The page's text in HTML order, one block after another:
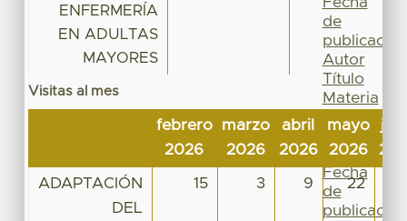
ENFERMERÍA
EN ADULTAS
MAYORES
Visitas al mes
febrero
2026
marzo
2026
abril
2026
mayo
2026
ADAPTACIÓN
DEL
15 3 9 22
de
publicación
Autor
Título
Materia
Tipo
colección
Fecha
de
publicación